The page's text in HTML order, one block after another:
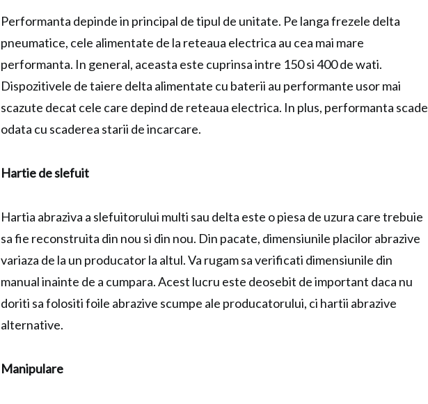
Performanta depinde in principal de tipul de unitate. Pe langa frezele delta
pneumatice, cele alimentate de la reteaua electrica au cea mai mare
performanta. In general, aceasta este cuprinsa intre 150 si 400 de wati.
Dispozitivele de taiere delta alimentate cu baterii au performante usor mai
scazute decat cele care depind de reteaua electrica. In plus, performanta scade
odata cu scaderea starii de incarcare.
Hartie de slefuit
Hartia abraziva a slefuitorului multi sau delta este o piesa de uzura care trebuie
sa fie reconstruita din nou si din nou. Din pacate, dimensiunile placilor abrazive
variaza de la un producator la altul. Va rugam sa verificati dimensiunile din
manual inainte de a cumpara. Acest lucru este deosebit de important daca nu
doriti sa folositi foile abrazive scumpe ale producatorului, ci hartii abrazive
alternative.
Manipulare